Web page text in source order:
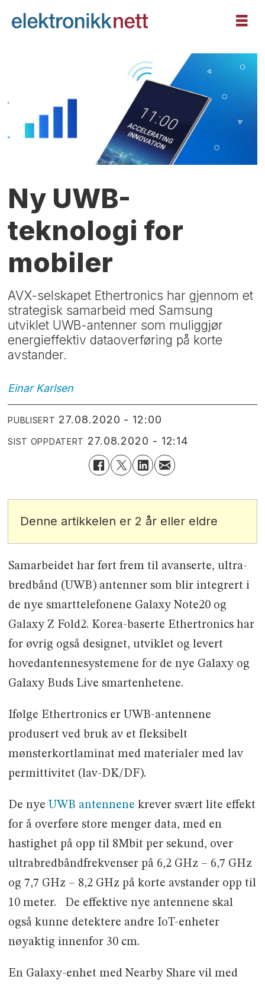
Ny UWB-
teknologi for
mobiler
AVX-selskapet Ethertronics har gjennom et
strategisk samarbeid med Samsung
utviklet UWB-antenner som muliggjør
energieffektiv dataoverføring på korte
avstander.
Einar Karlsen
PUBLISERT 27.08.2020 - 12:00
SIST OPPDATERT 27.08.2020 - 12:14
Denne artikkelen er 2 år eller eldre
Samarbeidet har ført frem til avanserte, ultra-
bredbånd (UWB) antenner som blir integrert i
de nye smarttelefonene Galaxy Note20 og
Galaxy Z Fold2. Korea-baserte Ethertronics har
for øvrig også designet, utviklet og levert
hovedantennesystemene for de nye Galaxy og
Galaxy Buds Live smartenhetene.
Ifølge Ethertronics er UWB-antennene
produsert ved bruk av et fleksibelt
mønsterkortlaminat med materialer med lav
permittivitet (lav-DK/DF).
De nye UWB antennene krever svært lite effekt
for å overføre store menger data, med en
hastighet på opp til 8Mbit per sekund, over
ultrabredbåndfrekvenser på 6,2 GHz – 6,7 GHz
og 7,7 GHz – 8,2 GHz på korte avstander opp til
10 meter. De effektive nye antennene skal
også kunne detektere andre IoT-enheter
nøyaktig innenfor 30 cm.
En Galaxy-enhet med Nearby Share vil med